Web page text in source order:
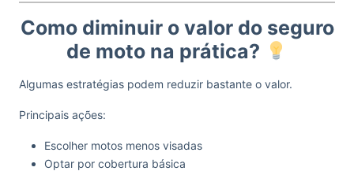
Como diminuir o valor do seguro
de moto na prática?
Algumas estratégias podem reduzir bastante o valor.
Principais ações:
Escolher motos menos visadas
Optar por cobertura básica